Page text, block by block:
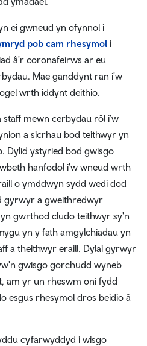
ei gwneud yn ofynnol i
pob cam rhesymol i
â'r coronafeirws ar eu
Mae ganddynt ran i'w
wrth iddynt deithio.
staff mewn cerbydau rôl i'w
a sicrhau bod teithwyr yn
Dylid ystyried bod gwisgo
hanfodol i'w wneud wrth
o ymddwyn sydd wedi dod
gyrwyr a gweithredwyr
gwrthod cludo teithwyr sy'n
yn y fath amgylchiadau yn
a theithwyr eraill. Dylai gyrwyr
gwisgo gorchudd wyneb
am yr un rheswm oni fydd
esgus rhesymol dros beidio â
cyfarwyddyd i wisgo